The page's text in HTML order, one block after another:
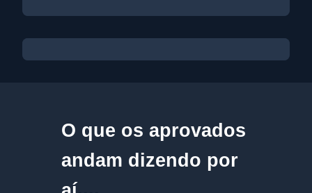
O que os aprovados
andam dizendo por